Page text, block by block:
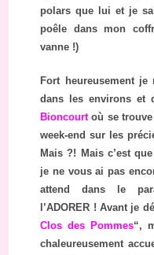
polars que lui et je
poêle dans mon
vanne !)
Fort heureusement
dans les environs et
Bioncourtoù se trouve
week-end sur les
Mais ?! Mais c’est
je ne vous ai pas
attend dans le
l’ADORER ! Avant je
Clos des Pommes“,
chaleureusement